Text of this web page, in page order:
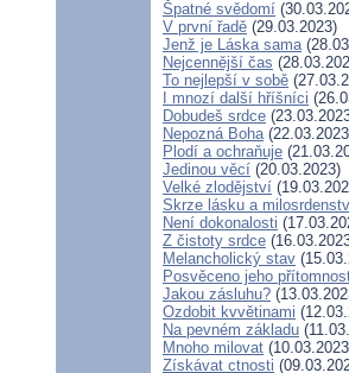
Špatné svědomí
V první řadě (29.03.2023)
Jenž je Láska sama
Nejcennější čas
To nejlepší v sobě
I mnozí další hříšníci
Dobudeš srdce
Nepozná Boha
Plodí a ochraňuje
Jedinou věcí (20.03.2023)
Velké zlodějství
Skrze lásku a
Není dokonalosti
Z čistoty srdce
Melancholický stav
Posvěceno jeho
Jakou zásluhu?
Ozdobit kvvětinami
Na pevném základu
Mnoho milovat
Získávat ctnosti